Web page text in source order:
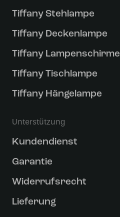
Tiffany Stehlampe
Tiffany Deckenlampe
Tiffany Lampenschirme
Tiffany Tischlampe
Tiffany Hängelampe
Unterstützung
Kundendienst
Garantie
Widerrufsrecht
Lieferung